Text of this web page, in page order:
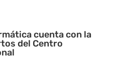
cuenta con la
del Centro